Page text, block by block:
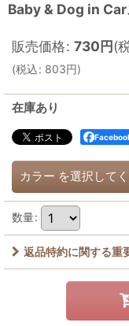
Baby & Dog in Car
販売価格: 730円(
(税込: 803円)
在庫あり
カラー を選択して
数量:
返品特約に関する重